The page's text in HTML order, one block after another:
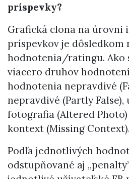
príspevky?
Grafická clona na úrovni
príspevkov je dôsledkom
hodnotenia/ratingu. Ako
viacero druhov
hodnotenia nepravdivé
nepravdivé (Partly False),
fotografia (Altered
kontext (Missing Context).
Podľa jednotlivých
odstupňované aj